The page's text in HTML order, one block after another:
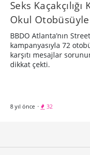
Seks
Okul
BBDO Atlanta’nın
kampanyasıyla 72
karşıtı mesajlar
dikkat çekti.
8 yıl önce · 32